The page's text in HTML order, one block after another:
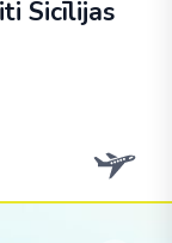
Sicīlijas